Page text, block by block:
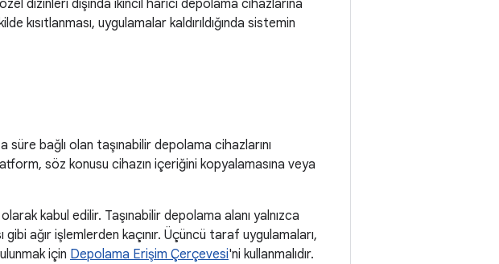
dizinleri dışında ikincil harici depolama cihazlarına
kısıtlanması, uygulamalar kaldırıldığında sistemin
bağlı olan taşınabilir depolama cihazlarını
söz konusu cihazın içeriğini kopyalamasına veya
kabul edilir. Taşınabilir depolama alanı yalnızca
ağır işlemlerden kaçınır. Üçüncü taraf uygulamaları,
için Depolama Erişim Çerçevesi'ni kullanmalıdır.